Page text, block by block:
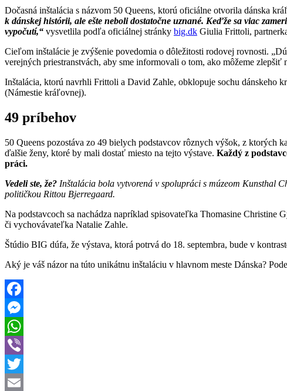
Dočasná inštalácia s názvom 50 Queens, ktorú oficiálne otvorila dánska
k dánskej histórii, ale ešte neboli dostatočne uznané. Keďže sa viac
vypočutí,“ vysvetlila podľa oficiálnej stránky big.dk Giulia Frittoli,
Cieľom inštalácie je zvýšenie povedomia o dôležitosti rodovej rovnosti.
verejných priestranstvách, aby sme informovali o tom, ako môžeme
Inštalácia, ktorú navrhli Frittoli a David Zahle, obklopuje sochu dánskeho
(Námestie kráľovnej).
49 príbehov
50 Queens pozostáva zo 49 bielych podstavcov rôznych výšok, z ktorých
ďalšie ženy, ktoré by mali dostať miesto na tejto výstave. Každý z
práci.
Vedeli ste, že? Inštalácia bola vytvorená v spolupráci s múzeom Kunsthal
političkou Rittou Bjerregaard.
Na podstavcoch sa nachádza napríklad spisovateľka Thomasine
či vychovávateľka Natalie Zahle.
Štúdio BIG dúfa, že výstava, ktorá potrvá do 18. septembra, bude v
Aký je váš názor na túto unikátnu inštaláciu v hlavnom meste Dánska?
Facebook
Messenger
WhatsApp
Viber
Twitter